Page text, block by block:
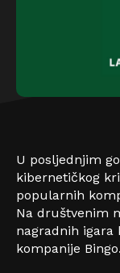
U posljednjim
kibernetičkog
popularnih
Na društvenim
nagradnih igara
kompanije Bingo.